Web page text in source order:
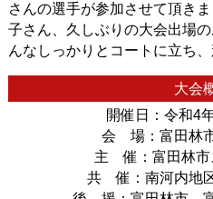
さんの選手が参加させて頂き
子さん、久しぶりの大会出場
んなしっかりとコートに立ち
大会
開催日：令和4
会 場：富田林
主 催：富田林市
共 催：南河内地